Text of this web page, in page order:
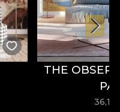
THE
36,18